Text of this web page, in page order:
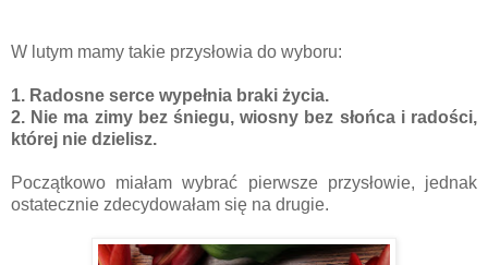
W lutym mamy takie przysłowia do wyboru:
1. Radosne serce wypełnia braki życia.
2. Nie ma zimy bez śniegu, wiosny bez słońca i radości,
której nie dzielisz.
Początkowo miałam wybrać pierwsze przysłowie, jednak
ostatecznie zdecydowałam się na drugie.